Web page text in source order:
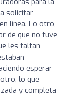
solicitar
línea. Lo otro,
de que no tuve
les faltan
esperar
lo que
y completa